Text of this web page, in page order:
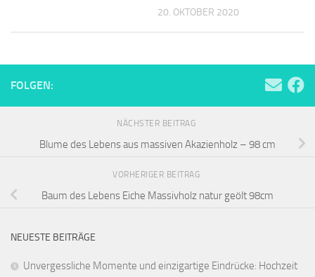
20. OKTOBER 2020
FOLGEN:
NÄCHSTER BEITRAG
Blume des Lebens aus massiven Akazienholz – 98 cm
VORHERIGER BEITRAG
Baum des Lebens Eiche Massivholz natur geölt 98cm
NEUESTE BEITRÄGE
Unvergessliche Momente und einzigartige Eindrücke: Hochzeit